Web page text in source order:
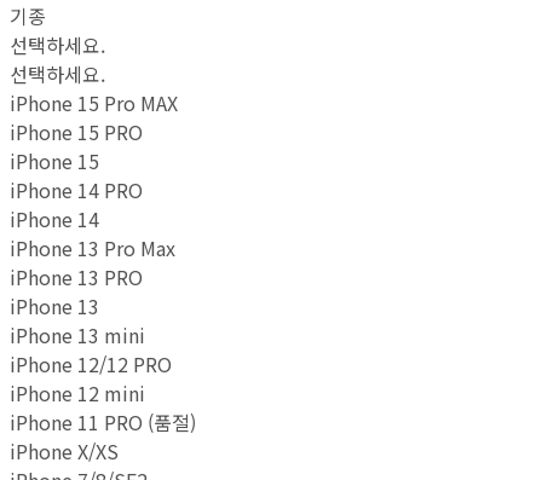
기종
선택하세요.
선택하세요.
iPhone 15 Pro MAX
iPhone 15 PRO
iPhone 15
iPhone 14 PRO
iPhone 14
iPhone 13 Pro Max
iPhone 13 PRO
iPhone 13
iPhone 13 mini
iPhone 12/12 PRO
iPhone 12 mini
iPhone 11 PRO (품절)
iPhone X/XS